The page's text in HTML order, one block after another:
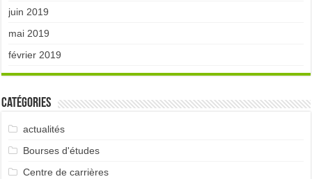
juin 2019
mai 2019
février 2019
Catégories
actualités
Bourses d'études
Centre de carrières